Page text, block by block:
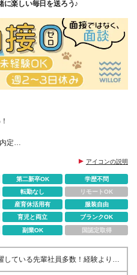
楽しい毎日を送ろう♪
定
アイコンの説明
第二新卒OK
学歴不問
転勤なし
リモートOK
産育休活用有
服装自由
育児と両立
ブランクOK
副業OK 国認定取得
ている先輩社員多数！経験よりも
！ ◆業種・職種未経験